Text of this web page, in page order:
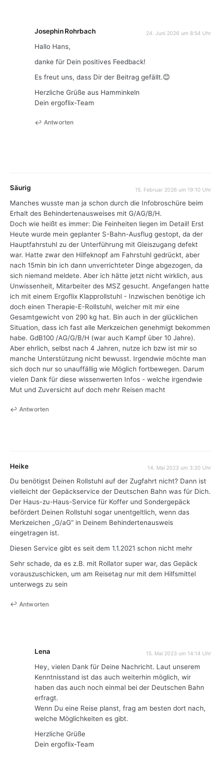
Josephin Rohrbach 24. Juni 2026 um 8:54 Uhr
Hallo Hans,
danke für Dein positives Feedback!
Es freut uns, dass Dir der Beitrag gefällt.😊
Herzliche Grüße aus Hamminkeln
Dein ergoflix-Team
Antworten
Säurig 15. Februar 2026 um 19:10 Uhr
Manches wusste man ja schon durch die Infobroschüre beim
Erhalt des Behindertenausweises mit G/AG/B/H.
Doch wie heißt es immer: Die Feinheiten liegen im Detail! Erst
Heute wurde mein geplanter S-Bahn-Ausflug gestopt, da der
Hauptfahrstuhl zu der Unterführung mit Gleiszugang defekt
war. Hatte zwar den Hilfeknopf am Fahrstuhl gedrückt, aber
nach 15min bin ich dann unverrichteter Dinge abgezogen, da
sich niemand meldete. Aber ich hätte jetzt nicht wirklich, aus
Unwissenheit, Mitarbeiter des MSZ gesucht. Angefangen hatte
ich mit einem Ergoflix Klapprollstuhl - Inzwischen benötige ich
doch einen Therapie-E-Rollstuhl, welcher mit mir eine
Gesamtgewicht von 290 kg hat. Bin auch in der glücklichen
Situation, dass ich fast alle Merkzeichen genehmigt bekommen
habe. GdB100 /AG/G/B/H (war auch Kampf über 10 Jahre).
Aber ehrlich, selbst nach 4 Jahren, nutze ich bzw ist mir so
manche Unterstützung nicht bewusst. Irgendwie möchte man
sich doch nur so unauffällig wie Möglich fortbewegen. Darum
vielen Dank für diese wissenwerten Infos - welche irgendwie
Mut und Zuversicht auf doch mehr Reisen macht
Antworten
Heike 14. Mai 2023 um 3:20 Uhr
Du benötigst Deinen Rollstuhl auf der Zugfahrt nicht? Dann ist
vielleicht der Gepäckservice der Deutschen Bahn was für Dich.
Der Haus-zu-Haus-Service für Koffer und Sondergepäck
befördert Deinen Rollstuhl sogar unentgeltlich, wenn das
Merkzeichen „G/aG“ in Deinem Behindertenausweis
eingetragen ist.
Diesen Service gibt es seit dem 1.1.2021 schon nicht mehr
Sehr schade, da es z.B. mit Rollator super war, das Gepäck
vorauszuschicken, um am Reisetag nur mit dem Hilfsmittel
unterwegs zu sein
Antworten
Lena 15. Mai 2023 um 14:14 Uhr
Hey, vielen Dank für Deine Nachricht. Laut unserem
Kenntnisstand ist das auch weiterhin möglich, wir
haben das auch noch einmal bei der Deutschen Bahn
erfragt.
Wenn Du eine Reise planst, frag am besten dort nach,
welche Möglichkeiten es gibt.
Herzliche Grüße
Dein ergoflix-Team